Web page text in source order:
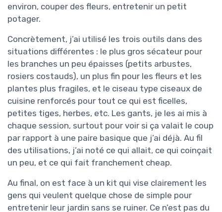
environ, couper des fleurs, entretenir un petit
potager.
Concrètement, j’ai utilisé les trois outils dans des
situations différentes : le plus gros sécateur pour
les branches un peu épaisses (petits arbustes,
rosiers costauds), un plus fin pour les fleurs et les
plantes plus fragiles, et le ciseau type ciseaux de
cuisine renforcés pour tout ce qui est ficelles,
petites tiges, herbes, etc. Les gants, je les ai mis à
chaque session, surtout pour voir si ça valait le coup
par rapport à une paire basique que j’ai déjà. Au fil
des utilisations, j’ai noté ce qui allait, ce qui coinçait
un peu, et ce qui fait franchement cheap.
Au final, on est face à un kit qui vise clairement les
gens qui veulent quelque chose de simple pour
entretenir leur jardin sans se ruiner. Ce n’est pas du